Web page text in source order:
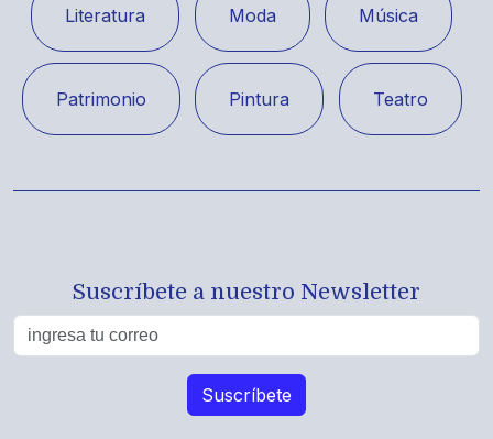
Literatura Moda Música
Patrimonio Pintura Teatro
Suscríbete a nuestro Newsletter